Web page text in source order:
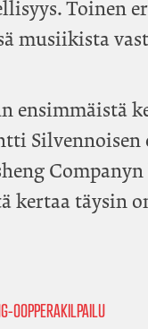
Toinen
musiikista
ensimmäistä
kertaa täysin
OOPPERAKILPAILU